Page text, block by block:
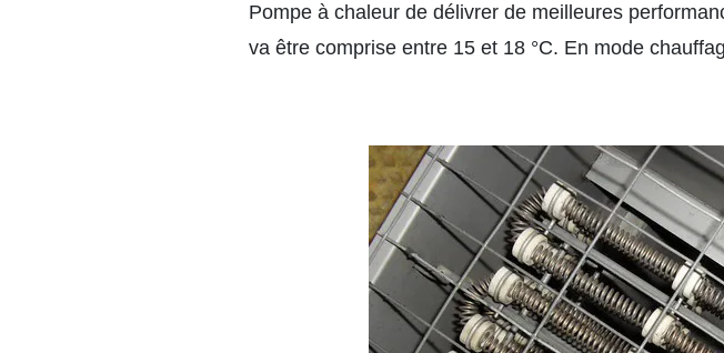
Pompe à chaleur de délivrer de meilleures
va être comprise entre 15 et 18 °C. En mode